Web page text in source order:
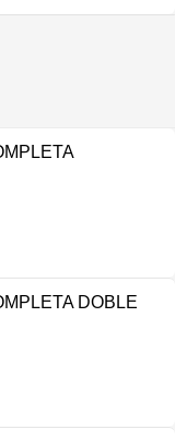
DOBLE